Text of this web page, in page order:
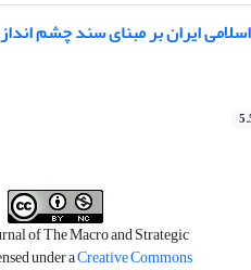
ایران بر مبنای سند چشم انداز
of The Macro and Strategic
under aCreative Commons